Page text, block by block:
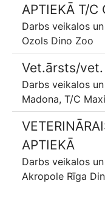
APTIEKĀ T/C
Darbs veikalos
Ozols Dino Zoo
Vet.ārsts/
Darbs veikalos
Madona, T/C
APTIEKĀ
Darbs veikalos
Akropole Rīga